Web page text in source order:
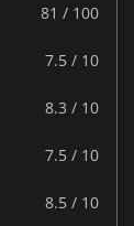
81 / 100
7.5 / 10
8.3 / 10
7.5 / 10
8.5 / 10